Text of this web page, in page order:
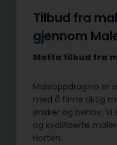
Tilbud fra
gjennom
Motta tilbud fra
Maleoppdrag.no er
med å finne riktig
ønsker og behov.
og kvalifiserte
Horten.